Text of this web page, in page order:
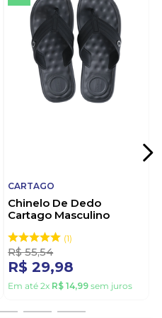
CARTAGO
Chinelo De Dedo
Cartago Masculino
Cinza
1
R$ 55,54
R$ 29,98
Em até 2x R$ 14,99 sem juros